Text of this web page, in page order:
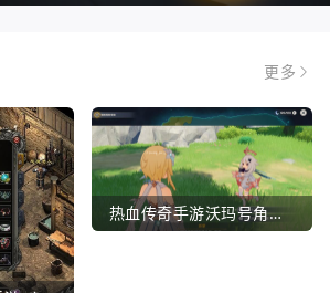
更多
热血传奇手游沃玛号角（热血传奇沃玛装备隐藏属性）